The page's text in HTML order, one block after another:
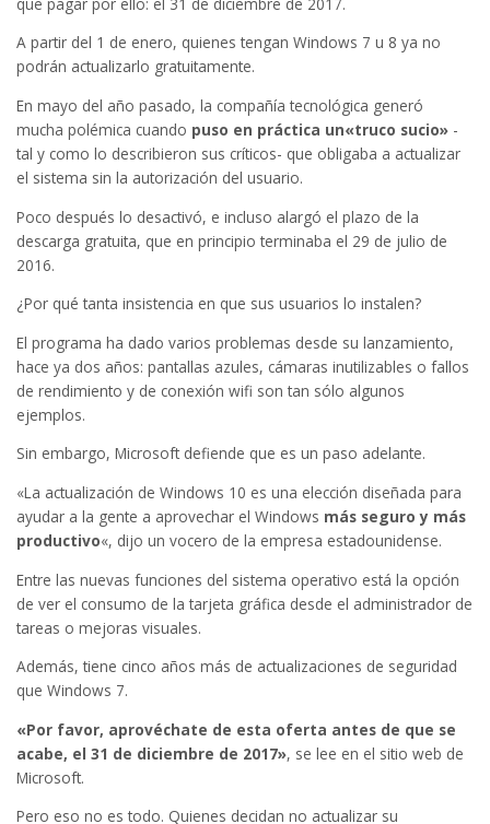
A partir del 1 de enero, quienes tengan Windows 7 u 8 ya no
podrán actualizarlo gratuitamente.
En mayo del año pasado, la compañía tecnológica generó
mucha polémica cuando puso en práctica un«truco sucio» -
tal y como lo describieron sus críticos- que obligaba a actualizar
el sistema sin la autorización del usuario.
Poco después lo desactivó, e incluso alargó el plazo de la
descarga gratuita, que en principio terminaba el 29 de julio de
2016.
¿Por qué tanta insistencia en que sus usuarios lo instalen?
El programa ha dado varios problemas desde su lanzamiento,
hace ya dos años: pantallas azules, cámaras inutilizables o fallos
de rendimiento y de conexión wifi son tan sólo algunos
ejemplos.
Sin embargo, Microsoft defiende que es un paso adelante.
«La actualización de Windows 10 es una elección diseñada para
ayudar a la gente a aprovechar el Windows más seguro y más
productivo«, dijo un vocero de la empresa estadounidense.
Entre las nuevas funciones del sistema operativo está la opción
de ver el consumo de la tarjeta gráfica desde el administrador de
tareas o mejoras visuales.
Además, tiene cinco años más de actualizaciones de seguridad
que Windows 7.
«Por favor, aprovéchate de esta oferta antes de que se
acabe, el 31 de diciembre de 2017», se lee en el sitio web de
Microsoft.
Pero eso no es todo. Quienes decidan no actualizar su